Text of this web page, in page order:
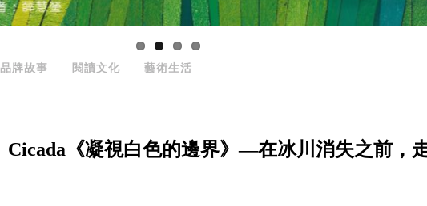
品牌故事 閱讀文化 藝術生活
Cicada《凝視白色的邊界》—在冰川消失之前，